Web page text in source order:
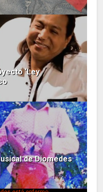
‘Ley
de Diomedes